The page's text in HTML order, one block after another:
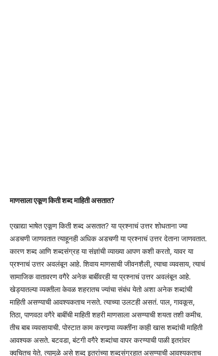
माणसाला एकूण किती शब्द माहिती असतात?
एखाद्या भाषेत एकूण किती शब्द असतात? या प्रश्नाचं उत्तर शोधताना ज्या
अडचणी जाणवतात त्याहूनही अधिक अडचणी या प्रश्नाचं उत्तर देताना जाणवतात.
कारण शब्द आणि शब्दसंग्रह या संज्ञांची व्याख्या आपण कशी करतो, यावर या
प्रश्नाचं उत्तर अवलंबून आहे. शिवाय माणसाची जीवनशैली, त्याचा व्यवसाय, त्याचं
सामाजिक वातावरण वगैरे अनेक बाबींवरही या प्रश्नाचं उत्तर अवलंबून आहे.
खेड्यातल्या व्यक्तीला केवळ शहरातच ज्यांचा संबंध येतो अशा अनेक शब्दांची
माहिती असण्याची आवश्यकताच नसते. त्याच्या उलटही असतं. पाल, गावकूस,
तिठा, पाणवठा वगैरे बाबींची माहिती शहरी माणसाला असण्याची शयता तशी कमीच.
तीच बाब व्यवसायाची. पोस्टात काम करणार्‍या व्यक्तींना काही खास शब्दांची माहिती
आवश्यक असते. बटवडा, बंटगी वगैरे शब्दांचा वापर करण्याची पाळी इतरांवर
क्वचितच येते. त्यामुळे असे शब्द इतरांच्या शब्दसंग्रहात असण्याची आवश्यकताच